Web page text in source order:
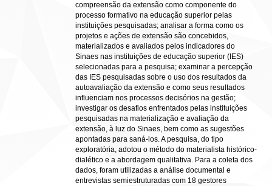
compreensão da extensão como componente do
processo formativo na educação superior pelas
instituições pesquisadas; analisar a forma como os
projetos e ações de extensão são concebidos,
materializados e avaliados pelos indicadores do
Sinaes nas instituições de educação superior (IES)
selecionadas para a pesquisa; examinar a percepção
das IES pesquisadas sobre o uso dos resultados da
autoavaliação da extensão e como seus resultados
influenciam nos processos decisórios na gestão;
investigar os desafios enfrentados pelas instituições
pesquisadas na materialização e avaliação da
extensão, à luz do Sinaes, bem como as sugestões
apontadas para saná-los. A pesquisa, do tipo
exploratória, adotou o método do materialista histórico-
dialético e a abordagem qualitativa. Para a coleta dos
dados, foram utilizadas a análise documental e
entrevistas semiestruturadas com 18 gestores